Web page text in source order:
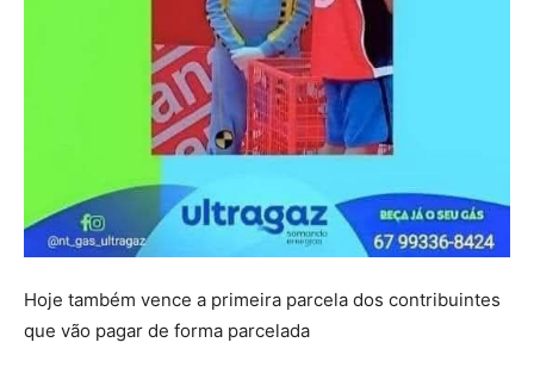
Hoje também vence a primeira parcela dos contribuintes
que vão pagar de forma parcelada